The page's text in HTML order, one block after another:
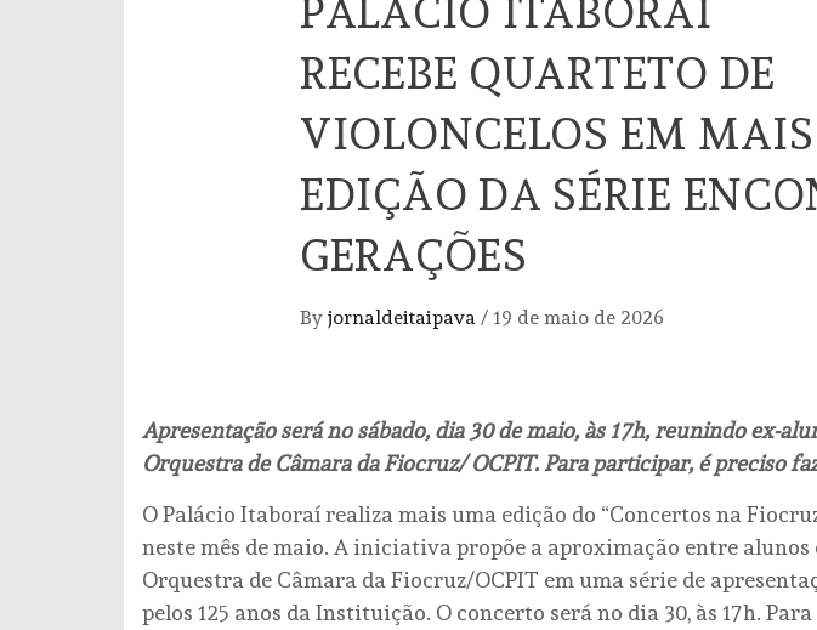
PALÁCIO ITABORAÍ
RECEBE QUARTETO DE
VIOLONCELOS EM
EDIÇÃO DA SÉRIE
GERAÇÕES
By jornaldeitaipava / 19 de maio de 2026
Apresentação será no sábado, dia 30 de maio, às 17h, reunindo ex-
Orquestra de Câmara da Fiocruz/ OCPIT. Para participar, é preciso
O Palácio Itaboraí realiza mais uma edição do “Concertos na
neste mês de maio. A iniciativa propõe a aproximação entre alunos
Orquestra de Câmara da Fiocruz/OCPIT em uma série de
pelos 125 anos da Instituição. O concerto será no dia 30, às 17h.